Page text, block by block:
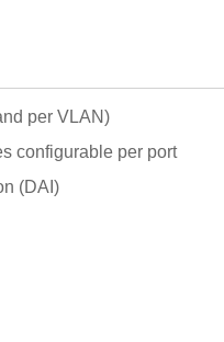
per VLAN)
configurable per port
(DAI)